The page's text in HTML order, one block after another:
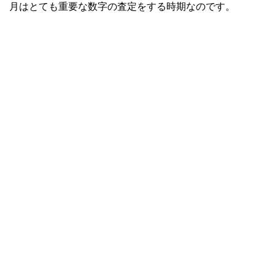
月はとても重要な数字の査定をする時期なのです。